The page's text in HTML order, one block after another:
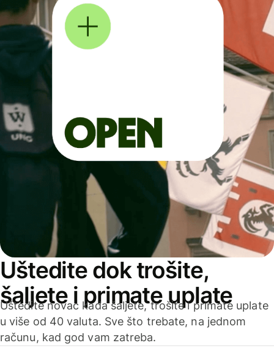
Uštedite dok trošite,
šaljete i primate uplate
Uštedite novac kada šaljete, trošite i primate uplate
u više od 40 valuta. Sve što trebate, na jednom
računu, kad god vam zatreba.